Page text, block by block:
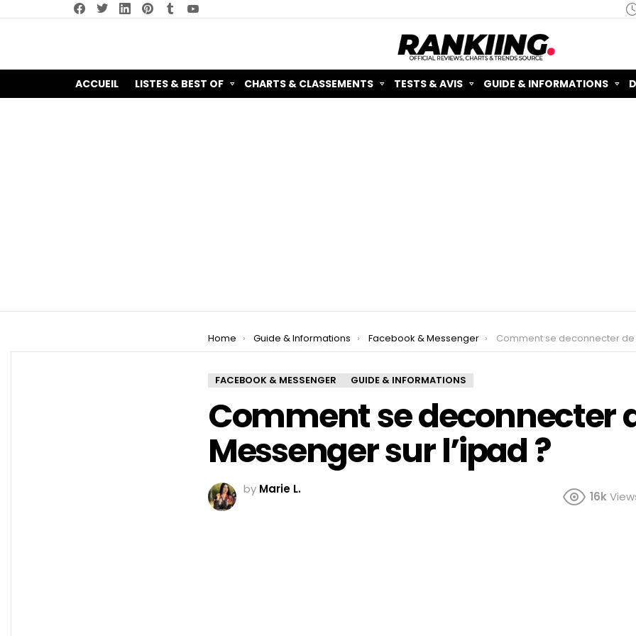
facebooktwitterlinkedin pinterest
ACCUEIL LISTES & BEST OF CHARTS & CLASSEMENTS TESTS & AVIS GUIDE & INFORMATIONS
You are here:
Home Guide & Informations Facebook & Messenger Comment se deconnecter de Messenger
FACEBOOK & MESSENGER GUIDE & INFORMATIONS
Comment se deconnecter
Messenger sur l’ipad ?
by Marie L.
16k